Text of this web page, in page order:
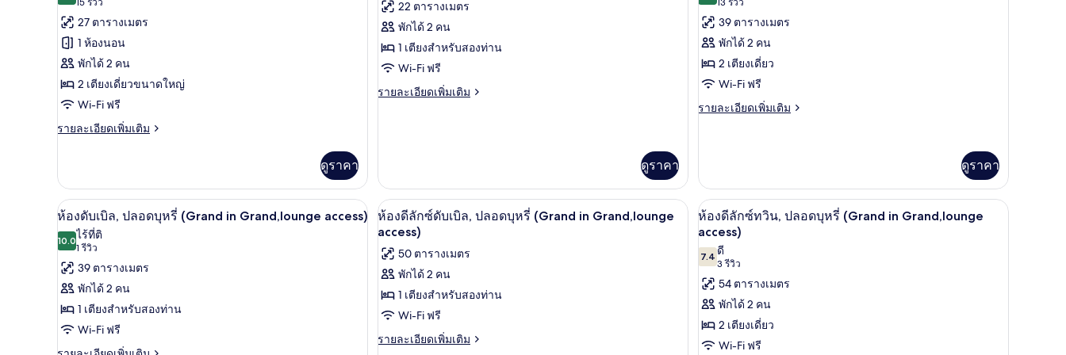
room
Double
Room
sqm
ของ
ห้อง
ซู
พี
เรีย
ทวิน,
บุหรี่
(Main
Building,
JULY,2025
Renewal)
รีวิว)
27 ตารางเมตร
1 ห้องนอน
พักได้ 2 คน
2 เตียงเดี่ยวขนาดใหญ่
Wi-Fi ฟรี
รายละเอียดเพิ่มเติม
ราย
เกี่ยว
กับ
ห้อง
พี
ทวิ
น,
บุหรี่
(Main
ดูราคา
ของ
ห้อง
คอมฟอร์ท
ดับเบิล,
รีวิว)
22 ตารางเมตร
พักได้ 2 คน
1 เตียงสำหรับสองท่าน
Wi-Fi ฟรี
รายละเอียดเพิ่มเติม
ราย
ห้อง
คอมฟอร์ท
ดับเบิล,
ปลอด
บุหรี่
(East
Building)
ดูราคา
ของ
ห้อง
คอมฟอร์ท
ทวิน,
ปลอด
Twin
Room
-
East
Buildi)
รีวิว)
39 ตารางเมตร
พักได้ 2 คน
2 เตียงเดี่ยว
Wi-Fi ฟรี
รายละเอียดเพิ่มเติม
ราย
กับ
ห้อง
คอมฟอร์ท
ทวิ
น,
ปลอด
บุหรี่
(Comfort
Large
Twin
Room
East
ดูราคา
เปิด
ภาพถ่าย
ทั้งหมด
ของ
ห้อง
ดับเบิล,
ปลอด
ห้องดับเบิล, ปลอดบุหรี่ (Grand in Grand,lounge access) | ผ้านวมขนเป็ด, ผ้าม่านกันแสง, Wi-Fi ฟรี, ตกแต่งพิเศษโดยเฉพาะ
7
ห้องดับเบิล, ปลอดบุหรี่ (Grand in Grand,lounge access)
10.010.0 จาก 10
ไร้ที่ติ
1 รีวิว
(1
รีวิว)
39 ตารางเมตร
พักได้ 2 คน
1 เตียงสำหรับสองท่าน
Wi-Fi ฟรี
เปิด
ภาพถ่าย
ทั้งหมด
ของ
ห้อง
ลัก
ห้องดีลักซ์ดับเบิล, ปลอดบุหรี่ (Grand in Grand,lounge access) | ผ้านวมขนเป็ด, ผ้าม่านกันแสง, Wi-Fi ฟรี, ตกแต่งพิเศษโ
6
ห้องดีลักซ์ดับเบิล, ปลอดบุหรี่ (Grand in Grand,lounge
access)
50 ตารางเมตร
พักได้ 2 คน
1 เตียงสำหรับสองท่าน
Wi-Fi ฟรี
รายละเอียดเพิ่มเติม
ราย
เปิด
ภาพถ่าย
ทั้งหมด
ของ
ห้อง
ดี
ลัก
ห้องดีลักซ์ทวิน, ปลอดบุหรี่ (Grand in
6
ห้องดีลักซ์ทวิน, ปลอดบุหรี่ (Grand in Grand,lounge
access)
7.47.4 จาก 10
ดี
3 รีวิว
(3
รีวิว)
54 ตารางเมตร
พักได้ 2 คน
2 เตียงเดี่ยว
Wi-Fi ฟรี